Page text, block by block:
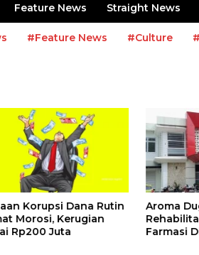
Feature News Straight News
#Feature News #Culture
Korupsi Dana Rutin
Morosi, Kerugian
Rp200 Juta
Aroma
Farmasi